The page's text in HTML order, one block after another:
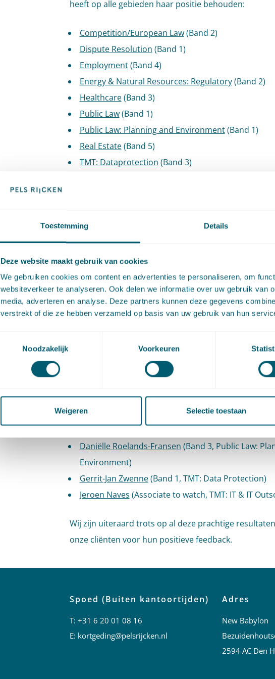
Toestemming Details
Deze website maakt gebruik van cookies
We gebruiken cookies om content en advertenties te personaliseren, om
websiteverkeer te analyseren. Ook delen we informatie over uw gebruik van
media, adverteren en analyse. Deze partners kunnen deze gegevens
verstrekt of die ze hebben verzameld op basis van uw gebruik van hun
Noodzakelijk
Voorkeuren
Weigeren Selectie toestaan
heeft op alle gebieden haar positie behouden:
Competition/European Law(Band 2)
Dispute Resolution (Band 1)
Employment(Band 4)
Energy & Natural Resources: Regulatory(Band 2)
Healthcare(Band 3)
Public Law(Band 1)
Public Law: Planning and Environment(Band 1)
Real Estate(Band 5)
TMT: Dataprotection (Band 3)
bijzonder noemen wij de binnenkomst van
voor Dispute Resolution.
Willem Heemskerk
(Band 1, Dispute Resolution)
Hans van Wijk(Band 1, Dispute Resolution:
Iman Brinkman(Band 1, Energy & Natural
Arnoud Boorsma(Band 3, Public Law)
Jannetje Bootsma (Band 2,
en Band 3,
Sandra van Heukelom-Verhage(Band 3, Public
Environment)
Daniëlle Roelands-Fransen (Band 3, Public Law:
Environment)
Gerrit-Jan Zwenne(Band 1, TMT: Data Protection)
Jeroen Naves (Associate to watch, TMT: IT & IT
Wij zijn uiteraard trots op al deze prachtige
onze cliënten voor hun positieve feedback.
Spoed (Buiten kantoortijden)
T: +31 6 20 01 08 16
E: kortgeding@pelsrijcken.nl
Adres
New Babylon
2594 AC Den